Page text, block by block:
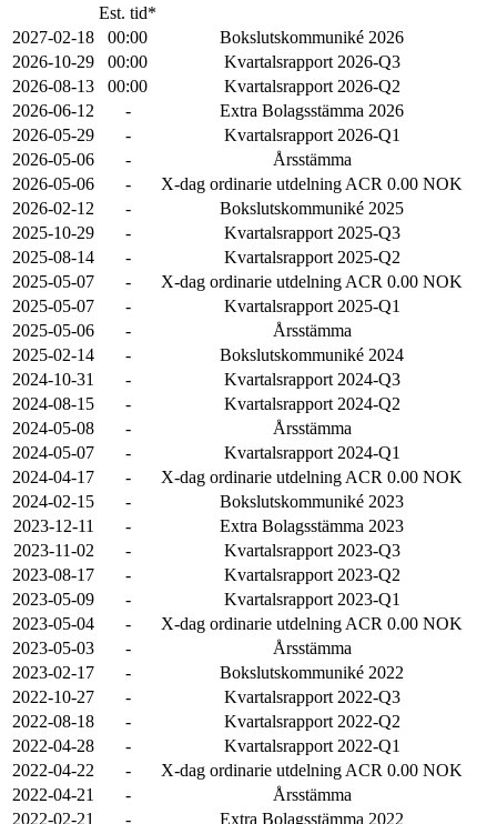
Est. tid*
2027-02-18
00:00
Bokslutskommuniké 2026
2026-10-29
00:00
Kvartalsrapport 2026-Q3
2026-08-13
00:00
Kvartalsrapport 2026-Q2
2026-06-12
-
Extra Bolagsstämma 2026
2026-05-29
-
Kvartalsrapport 2026-Q1
2026-05-06
-
Årsstämma
2026-05-06
-
X-dag ordinarie utdelning ACR 0.00 NOK
2026-02-12
-
Bokslutskommuniké 2025
2025-10-29
-
Kvartalsrapport 2025-Q3
2025-08-14
-
Kvartalsrapport 2025-Q2
2025-05-07
-
X-dag ordinarie utdelning ACR 0.00 NOK
2025-05-07
-
Kvartalsrapport 2025-Q1
2025-05-06
-
Årsstämma
2025-02-14
-
Bokslutskommuniké 2024
2024-10-31
-
Kvartalsrapport 2024-Q3
2024-08-15
-
Kvartalsrapport 2024-Q2
2024-05-08
-
Årsstämma
2024-05-07
-
Kvartalsrapport 2024-Q1
2024-04-17
-
X-dag ordinarie utdelning ACR 0.00 NOK
2024-02-15
-
Bokslutskommuniké 2023
2023-12-11
-
Extra Bolagsstämma 2023
2023-11-02
-
Kvartalsrapport 2023-Q3
2023-08-17
-
Kvartalsrapport 2023-Q2
2023-05-09
-
Kvartalsrapport 2023-Q1
2023-05-04
-
X-dag ordinarie utdelning ACR 0.00 NOK
2023-05-03
-
Årsstämma
2023-02-17
-
Bokslutskommuniké 2022
2022-10-27
-
Kvartalsrapport 2022-Q3
2022-08-18
-
Kvartalsrapport 2022-Q2
2022-04-28
-
Kvartalsrapport 2022-Q1
2022-04-22
-
X-dag ordinarie utdelning ACR 0.00 NOK
2022-04-21
-
Årsstämma
2022-02-21
- Extra Bolagsstämma 2022